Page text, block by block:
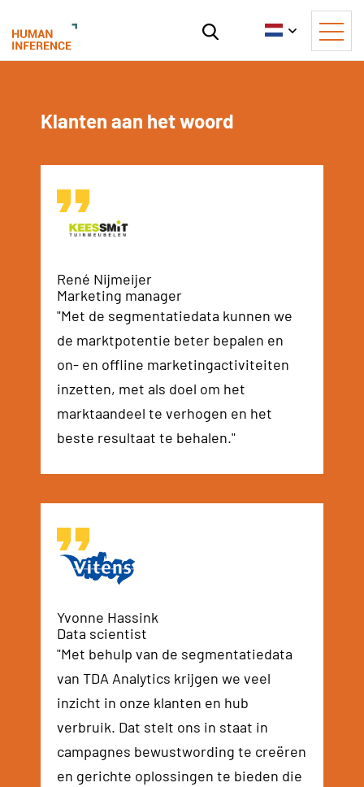
Klanten aan het woord
René Nijmeijer
Marketing manager
"Met de segmentatiedata kunnen we
de marktpotentie beter bepalen en
on- en offline marketingactiviteiten
inzetten, met als doel om het
marktaandeel te verhogen en het
beste resultaat te behalen."
Yvonne Hassink
Data scientist
"Met behulp van de segmentatiedata
van TDA Analytics krijgen we veel
inzicht in onze klanten en hub
verbruik. Dat stelt ons in staat in
campagnes bewustwording te creëren
en gerichte oplossingen te bieden die